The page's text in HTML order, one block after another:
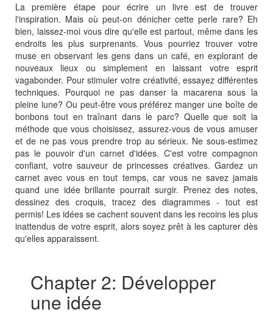
La première étape pour écrire un livre est de trouver
l'inspiration. Mais où peut-on dénicher cette perle rare? Eh
bien, laissez-moi vous dire qu'elle est partout, même dans les
endroits les plus surprenants. Vous pourriez trouver votre
muse en observant les gens dans un café, en explorant de
nouveaux lieux ou simplement en laissant votre esprit
vagabonder. Pour stimuler votre créativité, essayez différentes
techniques. Pourquoi ne pas danser la macarena sous la
pleine lune? Ou peut-être vous préférez manger une boîte de
bonbons tout en traînant dans le parc? Quelle que soit la
méthode que vous choisissez, assurez-vous de vous amuser
et de ne pas vous prendre trop au sérieux. Ne sous-estimez
pas le pouvoir d'un carnet d'idées. C'est votre compagnon
confiant, votre sauveur de princesses créatives. Gardez un
carnet avec vous en tout temps, car vous ne savez jamais
quand une idée brillante pourrait surgir. Prenez des notes,
dessinez des croquis, tracez des diagrammes - tout est
permis! Les idées se cachent souvent dans les recoins les plus
inattendus de votre esprit, alors soyez prêt à les capturer dès
qu'elles apparaissent.
Chapter 2: Développer
une idée